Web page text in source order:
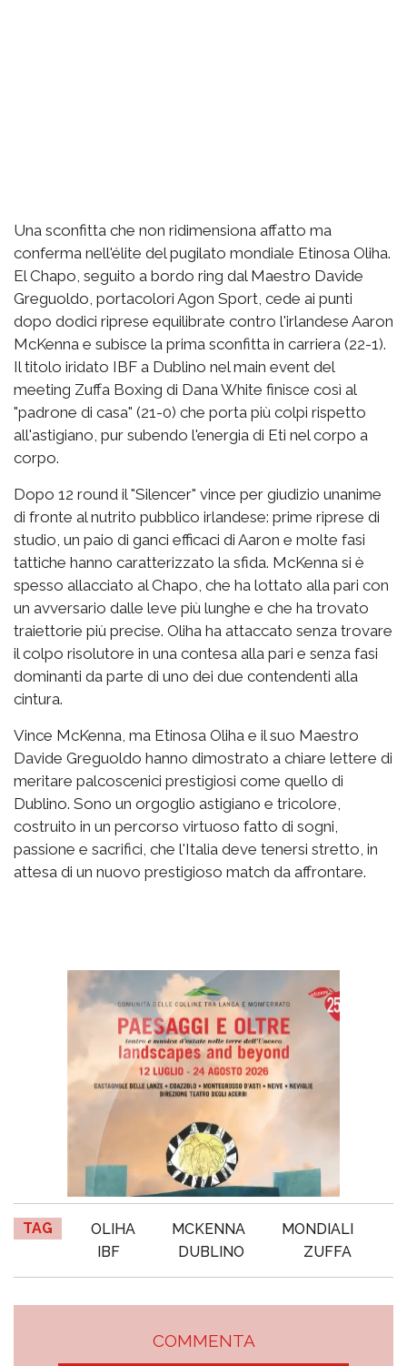
Una sconfitta che non ridimensiona affatto ma
conferma nell'élite del pugilato mondiale Etinosa Oliha.
El Chapo, seguito a bordo ring dal Maestro Davide
Greguoldo, portacolori Agon Sport, cede ai punti
dopo dodici riprese equilibrate contro l'irlandese Aaron
McKenna e subisce la prima sconfitta in carriera (22-1).
Il titolo iridato IBF a Dublino nel main event del
meeting Zuffa Boxing di Dana White finisce così al
"padrone di casa" (21-0) che porta più colpi rispetto
all'astigiano, pur subendo l'energia di Eti nel corpo a
corpo.
Dopo 12 round il "Silencer" vince per giudizio unanime
di fronte al nutrito pubblico irlandese: prime riprese di
studio, un paio di ganci efficaci di Aaron e molte fasi
tattiche hanno caratterizzato la sfida. McKenna si è
spesso allacciato al Chapo, che ha lottato alla pari con
un avversario dalle leve più lunghe e che ha trovato
traiettorie più precise. Oliha ha attaccato senza trovare
il colpo risolutore in una contesa alla pari e senza fasi
dominanti da parte di uno dei due contendenti alla
cintura.
Vince McKenna, ma Etinosa Oliha e il suo Maestro
Davide Greguoldo hanno dimostrato a chiare lettere di
meritare palcoscenici prestigiosi come quello di
Dublino. Sono un orgoglio astigiano e tricolore,
costruito in un percorso virtuoso fatto di sogni,
passione e sacrifici, che l'Italia deve tenersi stretto, in
attesa di un nuovo prestigioso match da affrontare.
TAG OLIHA MCKENNA
MONDIALI
IBF
DUBLINO ZUFFA
COMMENTA